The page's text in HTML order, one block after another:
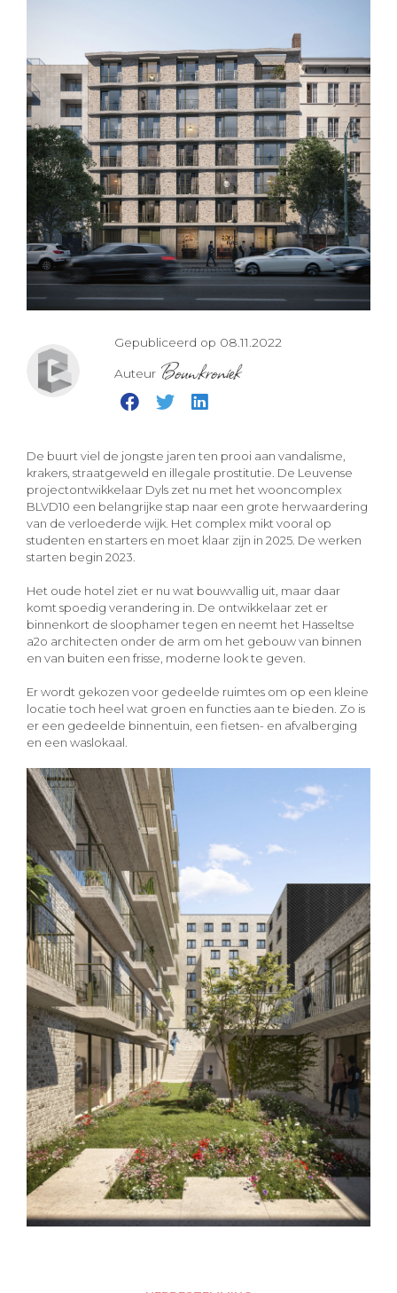
Gepubliceerd op 08.11.2022
Auteur Bouwkroniek
De buurt viel de jongste jaren ten prooi aan vandalisme,
krakers, straatgeweld en illegale prostitutie. De Leuvense
projectontwikkelaar Dyls zet nu met het wooncomplex
BLVD10 een belangrijke stap naar een grote herwaardering
van de verloederde wijk. Het complex mikt vooral op
studenten en starters en moet klaar zijn in 2025. De werken
starten begin 2023.
Het oude hotel ziet er nu wat bouwvallig uit, maar daar
komt spoedig verandering in. De ontwikkelaar zet er
binnenkort de sloophamer tegen en neemt het Hasseltse
a2o architecten onder de arm om het gebouw van binnen
en van buiten een frisse, moderne look te geven.
Er wordt gekozen voor gedeelde ruimtes om op een kleine
locatie toch heel wat groen en functies aan te bieden. Zo is
er een gedeelde binnentuin, een fietsen- en afvalberging
en een waslokaal.